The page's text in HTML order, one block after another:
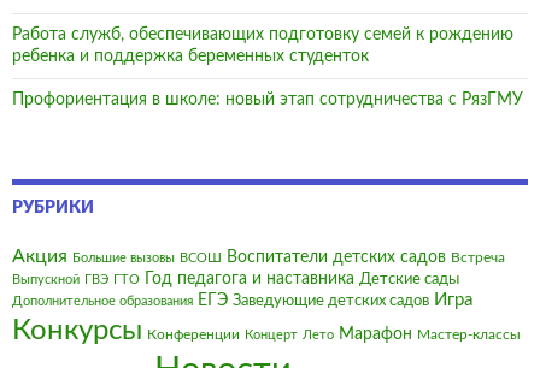
Работа служб, обеспечивающих подготовку семей к рождению
ребенка и поддержка беременных студенток
Профориентация в школе: новый этап сотрудничества с РязГМУ
РУБРИКИ
Акция Большие вызовы ВСОШ Воспитатели детских садов Встреча
Выпускной ГВЭ ГТО Год педагога и наставника Детские сады
Дополнительное образования ЕГЭ Заведующие детских садов Игра
Конкурсы Конференции Концерт Лето Марафон Мастер-классы